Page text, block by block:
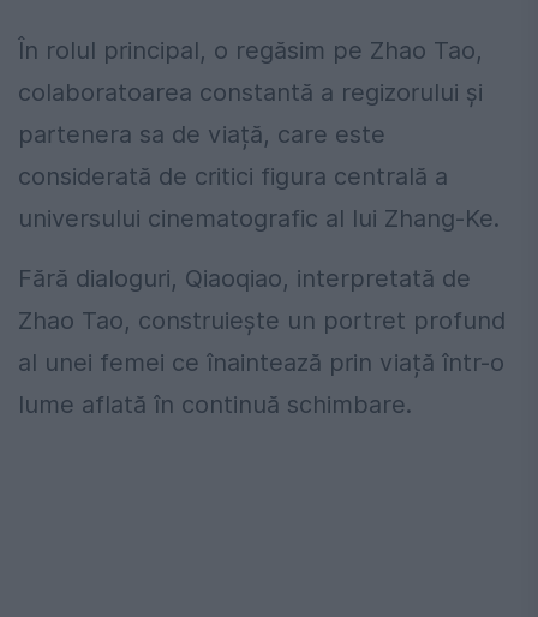
În rolul principal, o regăsim pe Zhao Tao,
colaboratoarea constantă a regizorului și
partenera sa de viață, care este
considerată de critici figura centrală a
universului cinematografic al lui Zhang-Ke.
Fără dialoguri, Qiaoqiao, interpretată de
Zhao Tao, construiește un portret profund
al unei femei ce înaintează prin viață într-o
lume aflată în continuă schimbare.